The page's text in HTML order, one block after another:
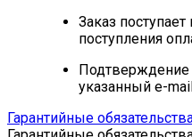
Заказ
поступления
Подтверждение
указанный e-
Гарантийные